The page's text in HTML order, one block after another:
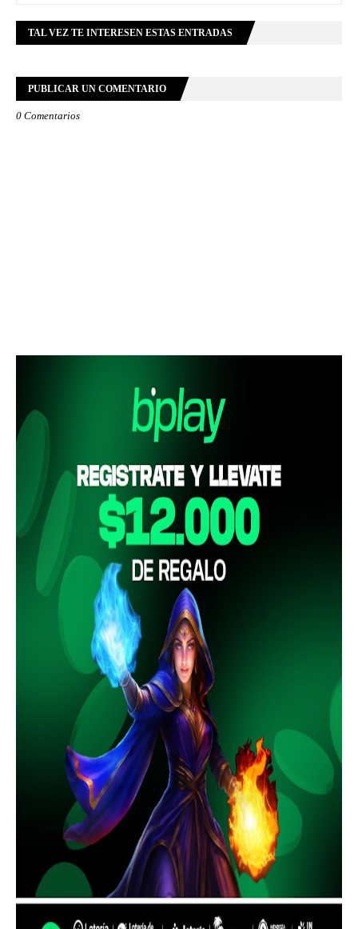
TAL VEZ TE INTERESEN ESTAS ENTRADAS
PUBLICAR UN COMENTARIO
0 Comentarios